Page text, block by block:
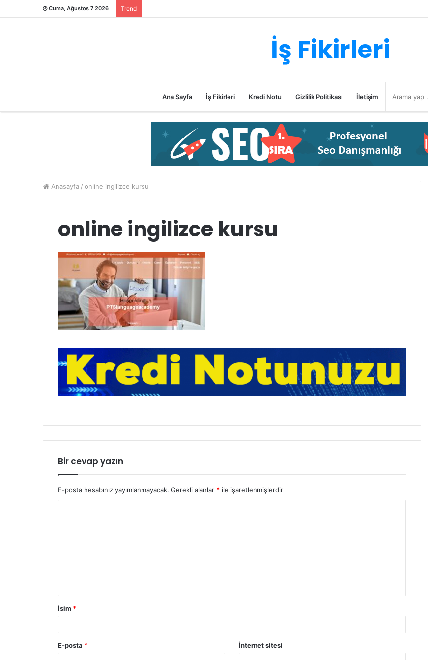
Cuma, Ağustos 7 2026 Trend
İş Fikirleri
Ana Sayfa İş Fikirleri Kredi Notu Gizlilik Politikası İletişim
Anasayfa / online ingilizce kursu
online ingilizce kursu
Bir cevap yazın
E-posta hesabınız yayımlanmayacak. Gerekli alanlar * ile işaretlenmişlerdir
İsim *
E-posta * İnternet sitesi